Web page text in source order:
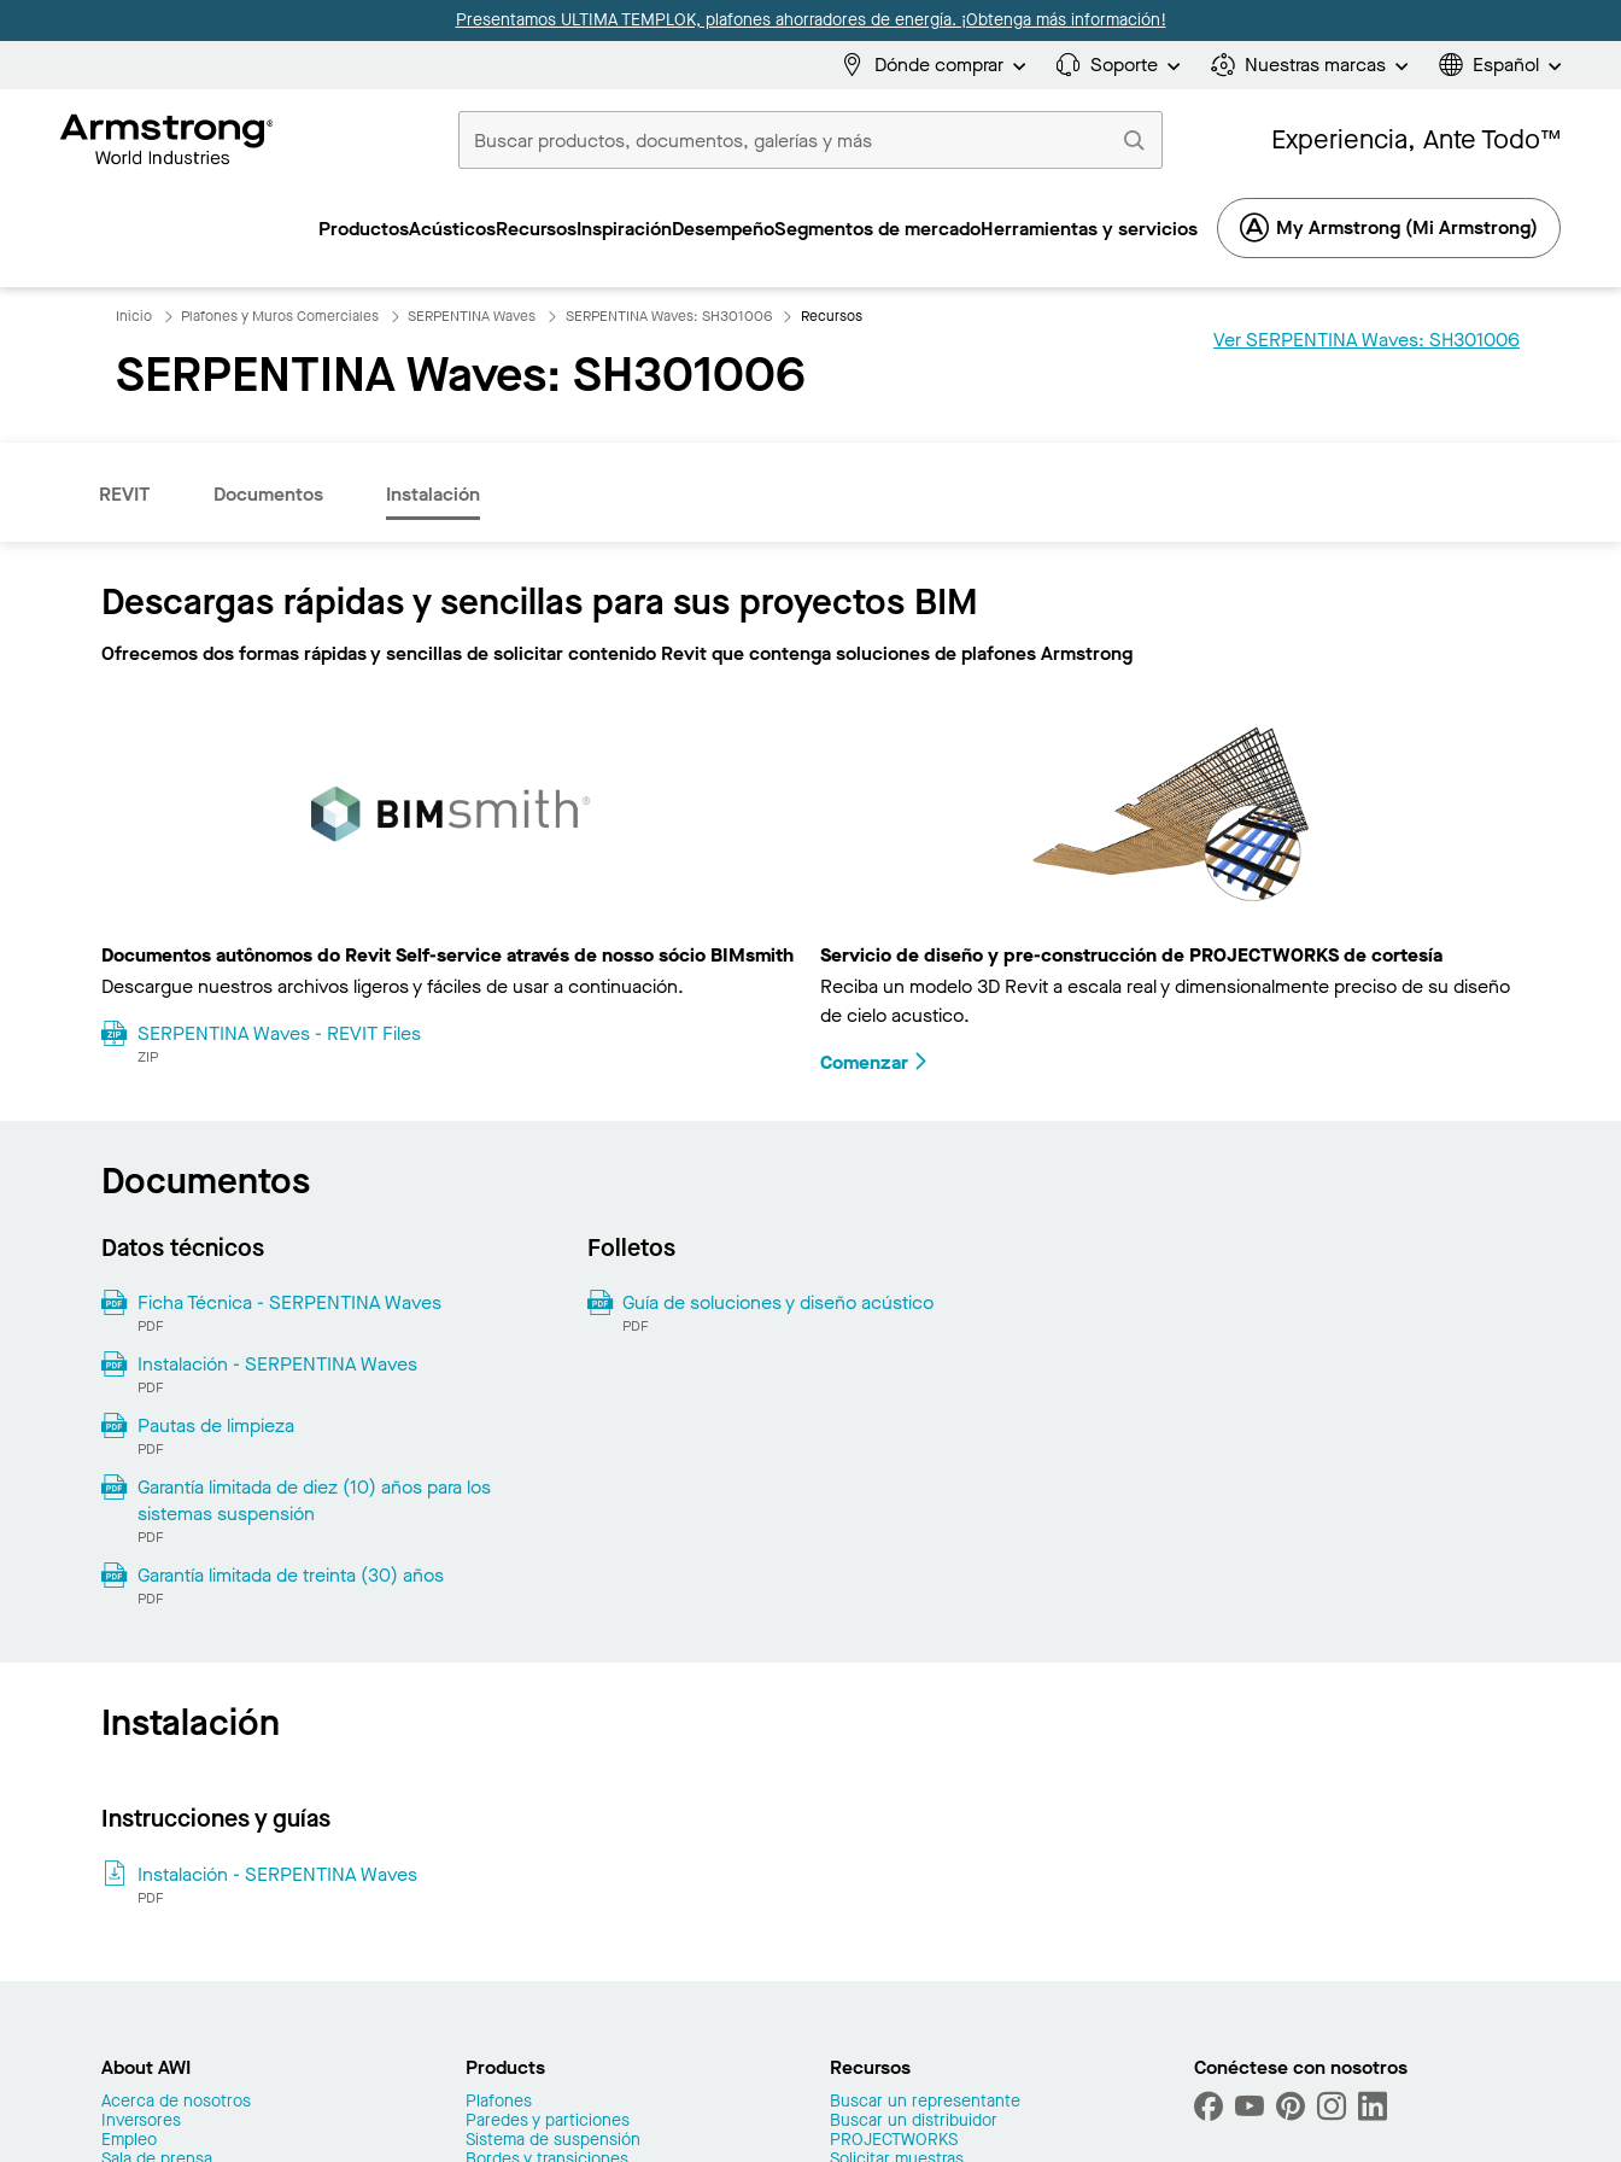
Presentamos ULTIMA TEMPLOK, plafones ahorradores de energía. ¡Obtenga más información!
Dónde comprar Soporte Nuestras marcas Español
Inicio
Experiencia, Ante Todo™
ProductosAcústicosRecursosInspiraciónDesempeñoSegmentos de mercadoHerramientas y servicios My Armstrong (Mi Armstrong)
Inicio Plafones y Muros Comerciales SERPENTINA Waves SERPENTINA Waves: SH301006 Recursos
SERPENTINA Waves: SH301006
Ver SERPENTINA Waves: SH301006
REVIT Documentos Instalación
Descargas rápidas y sencillas para sus proyectos BIM
Ofrecemos dos formas rápidas y sencillas de solicitar contenido Revit que contenga soluciones de plafones Armstrong
Documentos autônomos do Revit Self-service através de nosso sócio BIMsmith
Descargue nuestros archivos ligeros y fáciles de usar a continuación.
SERPENTINA Waves - REVIT Files
ZIP
Servicio de diseño y pre-construcción de PROJECTWORKS de cortesía
Reciba un modelo 3D Revit a escala real y dimensionalmente preciso de su diseño
de cielo acustico.
Comenzar
Documentos
Datos técnicos
Ficha Técnica - SERPENTINA Waves
PDF
Instalación - SERPENTINA Waves
PDF
Pautas de limpieza
PDF
Garantía limitada de diez (10) años para los
sistemas suspensión
PDF
Garantía limitada de treinta (30) años
PDF
Folletos
Guía de soluciones y diseño acústico
PDF
Instalación
Instrucciones y guías
Instalación - SERPENTINA Waves
PDF
About AWI
Acerca de nosotros
Inversores
Empleo
Products
Plafones
Paredes y particiones
Sistema de suspensión
Recursos
Buscar un representante
Buscar un distribuidor
PROJECTWORKS
Conéctese con nosotros